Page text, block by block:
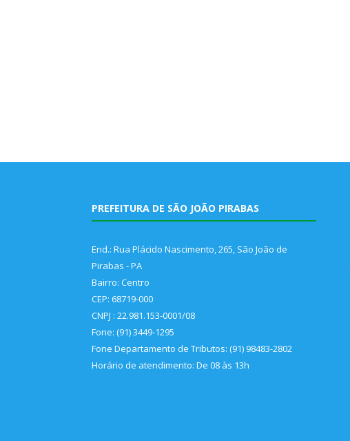
PREFEITURA DE SÃO JOÃO PIRABAS
End.: Rua Plácido Nascimento, 265, São João de
Pirabas - PA
Bairro: Centro
CEP: 68719-000
CNPJ : 22.981.153-0001/08
Fone: (91) 3449-1295
Fone Departamento de Tributos: (91) 98483-2802
Horário de atendimento: De 08 às 13h